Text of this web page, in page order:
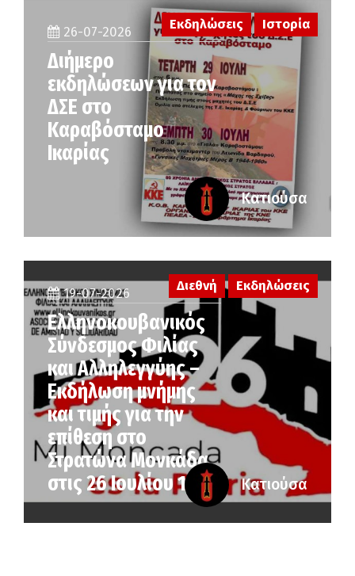
26-07-2026
Διήμερο
εκδηλώσεων για τον
ΔΣΕ στο
Καραβόσταμο
Ικαρίας
Εκδηλώσεις Ιστορία
Κατιούσα
19-07-2026
Ελληνοκουβανικός
Σύνδεσμος Φιλίας
και Αλληλεγγύης –
Εκδήλωση μνήμης
και τιμής για την
επίθεση στο
Στρατώνα Μονκάδα
στις 26 Ιουλίου 1953
Διεθνή Εκδηλώσεις
Κατιούσα